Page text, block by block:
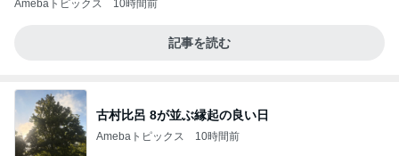
Amebaトピックス 10時間前
記事を読む
古村比呂 8が並ぶ縁起の良い日
Amebaトピックス 10時間前